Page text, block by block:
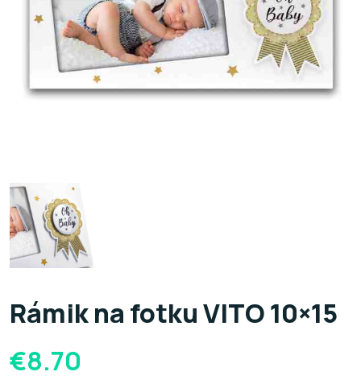
Rámik na fotku VITO 10×15
€8.70